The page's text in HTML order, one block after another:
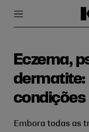
conteúdo
Eczema,
dermatite:
condições
Embora todas as